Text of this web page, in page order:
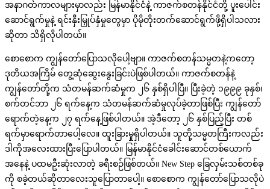
အနာဂတ်ကာလများမှာလည်း မြန်မာနိုင်ငံနဲ့ ကာဇက်စတန်နိုင်ငံတို့ ပူးပေါင်း
ဆောင်ရွက်မှုနဲ့ ရင်းနှီးမြှုပ်နှံမှုတွေမှာ ပိုမိုတိုးတက်ဆောင်ရွက်ဖို့ရှိပါသလား
ဆိုတာ သိရှိလိုပါတယ်။
စောစောက ကျွန်တော်ပြောသလိုပေါ့ဗျာ။ ကာဇက်စတန်သမ္မတနဲ့ကတော့
ဒုတိယအကြိမ် တွေ့ဆုံဆွေးနွေးခြင်းပဲဖြစ်ပါတယ်။ ကာဇက်စတန်နဲ့
ကျွန်တော်တို့က သံတမန်ဆက်ဆံမှုက ၂၆ နှစ်ရှိပါပြီ။ ပြီးခဲ့တဲ့ ၁၉၉၉ ခုနှစ်၊
စက်တင်ဘာ ၂၆ ရက်နေ့က သံတမန်ဆက်ဆံမှုလုပ်ခဲ့တာဖြစ်ပြီး ကျွန်တော်
ရောက်တဲ့နေ့က ၂၇ ရက်နေ့ဖြစ်ပါတယ်။ အဲ့ဒီတော့ ၂၆ နှစ်ပြည့်ပြီး တစ်
ရက်မှာရောက်တာပေါ့လေ။ ထူးခြားမှုရှိပါတယ်။ သူတို့သမ္မတကြီးကလည်း
ဒါကိုအလေးထားပြီးပြောပါတယ်။ မြန်မာနိုင်ငံခေါင်းဆောင်တစ်ယောက်
အနေနဲ့ ပထမဦးဆုံးလာတဲ့ ခရီးစဉ်ဖြစ်တယ်။ New Step ခြေလှမ်းသစ်တစ်ခု
ကို စခဲ့တယ်ဆိုတာလေးသူပြောတာပေါ့။ စောစောက ကျွန်တော်ပြောသလိုပဲ